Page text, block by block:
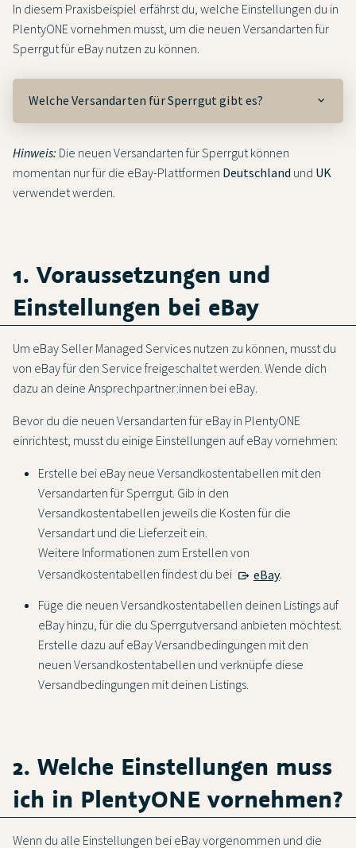
In diesem Praxisbeispiel erfährst du, welche Einstellungen du in
PlentyONE vornehmen musst, um die neuen Versandarten für
Sperrgut für eBay nutzen zu können.
Welche Versandarten für Sperrgut gibt es?
Hinweis: Die neuen Versandarten für Sperrgut können
momentan nur für die eBay-Plattformen Deutschland und UK
verwendet werden.
1. Voraussetzungen und
Einstellungen bei eBay
Um eBay Seller Managed Services nutzen zu können, musst du
von eBay für den Service freigeschaltet werden. Wende dich
dazu an deine Ansprechpartner:innen bei eBay.
Bevor du die neuen Versandarten für eBay in PlentyONE
einrichtest, musst du einige Einstellungen auf eBay vornehmen:
Erstelle bei eBay neue Versandkostentabellen mit den
Versandarten für Sperrgut. Gib in den
Versandkostentabellen jeweils die Kosten für die
Versandart und die Lieferzeit ein.
Weitere Informationen zum Erstellen von
Versandkostentabellen findest du bei
eBay.
Füge die neuen Versandkostentabellen deinen Listings auf
eBay hinzu, für die du Sperrgutversand anbieten möchtest.
Erstelle dazu auf eBay Versandbedingungen mit den
neuen Versandkostentabellen und verknüpfe diese
Versandbedingungen mit deinen Listings.
2. Welche Einstellungen muss
ich in PlentyONE vornehmen?
Wenn du alle Einstellungen bei eBay vorgenommen und die